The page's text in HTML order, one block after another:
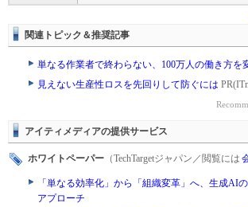
関連トピック＆推奨記事
単なる作業者で終わらない、100万人の働き方を
見えない生産性ロスを先回りして防ぐには
アイティメディアの提供サービス
ホワイトペーパー （TechTargetジャパン／閲覧には
「単なる効率化」から「組織変革」へ、生成AI
アプローチ